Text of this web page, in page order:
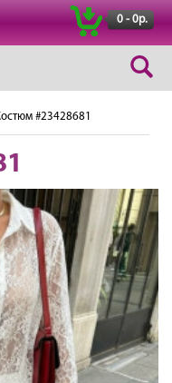
0 - 0р.
#23428681